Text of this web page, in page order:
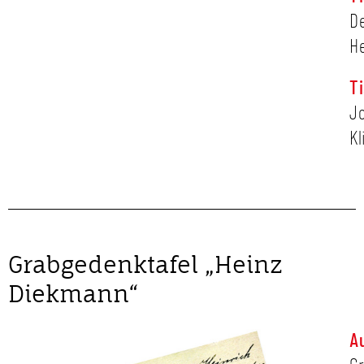
Grabgedenktafel „Heinz
Diekmann“